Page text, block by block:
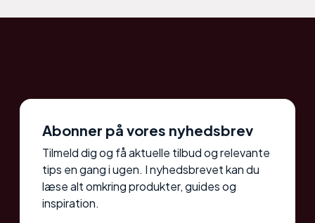
Abonner på vores nyhedsbrev
Tilmeld dig og få aktuelle tilbud og relevante
tips en gang i ugen. I nyhedsbrevet kan du
læse alt omkring produkter, guides og
inspiration.